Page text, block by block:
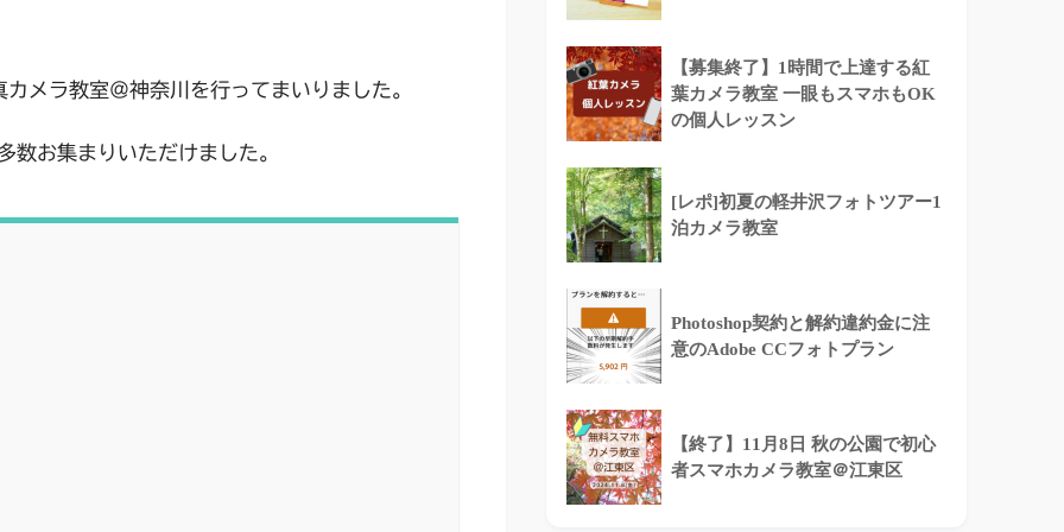
ラ教室＠神奈川を行ってまいりました。
数お集まりいただけました。
【募集終了】1時間で上達する紅
葉カメラ教室 一眼もスマホもOK
の個人レッスン
[レポ]初夏の軽井沢フォトツアー1
泊カメラ教室
Photoshop契約と解約違約金に注
意のAdobe CCフォトプラン
【終了】11月8日 秋の公園で初心
者スマホカメラ教室＠江東区